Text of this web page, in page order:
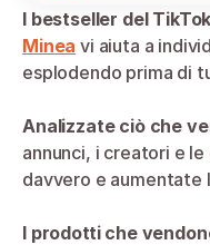
I bestseller del
Minea vi aiuta a
esplodendo prima di
Analizzate ciò che
annunci, i creatori e
davvero e aumentate
I prodotti che